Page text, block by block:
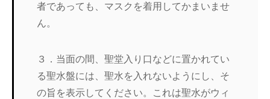
者であっても、マスクを着用してかまいませ
ん。
３．当面の間、聖堂入り口などに置かれてい
る聖水盤には、聖水を入れないようにし、そ
の旨を表示してください。これは聖水がウィ